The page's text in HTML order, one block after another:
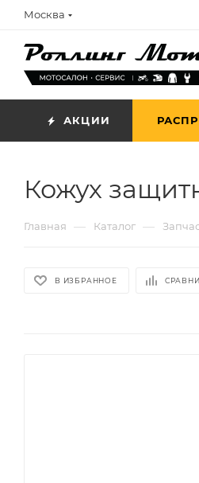
Москва
АКЦИИ
Кожух
Главная — Каталог —
В ИЗБРАННОЕ